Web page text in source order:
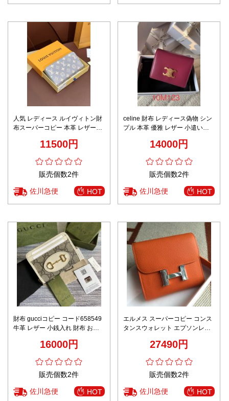
人気 レディース ルイヴィトン財
布スーパーコピー 本革 レザー
11500円
販売個数2件
佐川急便 HOT
celine 財布 レディース偽物 シン
プル 本革 優雅 レザー 小遣い
14000円
販売個数2件
佐川急便 HOT
財布 gucciコピー コード658549
牛革 レザー 小銭入れ 財布 おし
16000円
販売個数2件
佐川急便 HOT
エルメス スーパーコピー コンス
タンスウォレット エプソンレザ
27490円
販売個数2件
佐川急便 HOT